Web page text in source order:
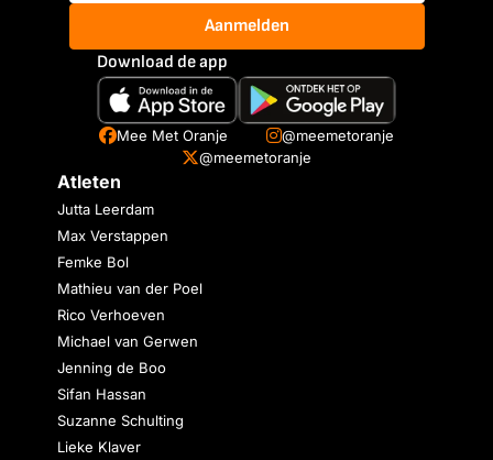
Aanmelden
Download de app
Mee Met Oranje
@meemetoranje
@meemetoranje
Atleten
Jutta Leerdam
Max Verstappen
Femke Bol
Mathieu van der Poel
Rico Verhoeven
Michael van Gerwen
Jenning de Boo
Sifan Hassan
Suzanne Schulting
Lieke Klaver